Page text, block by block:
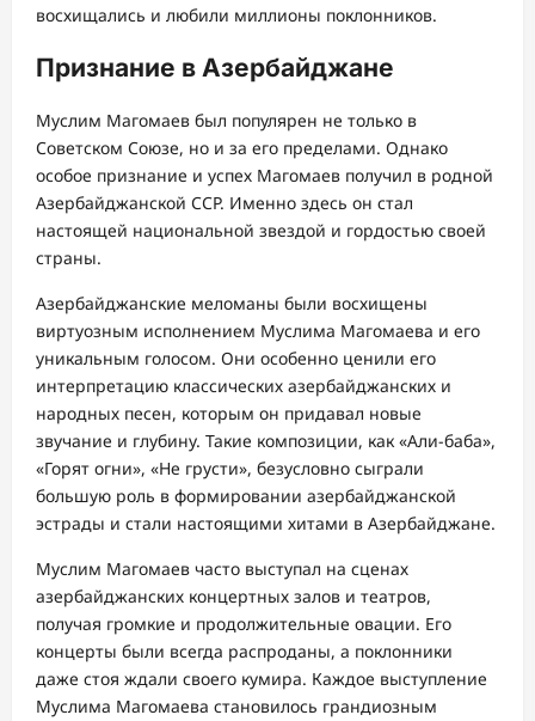
восхищались и любили миллионы поклонников.
Признание в Азербайджане
Муслим Магомаев был популярен не только в
Советском Союзе, но и за его пределами. Однако
особое признание и успех Магомаев получил в родной
Азербайджанской ССР. Именно здесь он стал
настоящей национальной звездой и гордостью своей
страны.
Азербайджанские меломаны были восхищены
виртуозным исполнением Муслима Магомаева и его
уникальным голосом. Они особенно ценили его
интерпретацию классических азербайджанских и
народных песен, которым он придавал новые
звучание и глубину. Такие композиции, как «Али-баба»,
«Горят огни», «Не грусти», безусловно сыграли
большую роль в формировании азербайджанской
эстрады и стали настоящими хитами в Азербайджане.
Муслим Магомаев часто выступал на сценах
азербайджанских концертных залов и театров,
получая громкие и продолжительные овации. Его
концерты были всегда распроданы, а поклонники
даже стоя ждали своего кумира. Каждое выступление
Муслима Магомаева становилось грандиозным